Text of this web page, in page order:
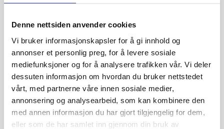
Denne nettsiden anvender cookies
Vi bruker informasjonskapsler for å gi innhold og
annonser et personlig preg, for å levere sosiale
mediefunksjoner og for å analysere trafikken vår. Vi deler
dessuten informasjon om hvordan du bruker nettstedet
vårt, med partnerne våre innen sosiale medier,
annonsering og analysearbeid, som kan kombinere den
med annen informasjon du har gjort tilgjengelig for dem,
eller som de har samlet inn gjennom din bruk av
Partner
Mobil:922 94 464
E-post:lars@tandberg-johansen.no
Navn*
Firmanavn*